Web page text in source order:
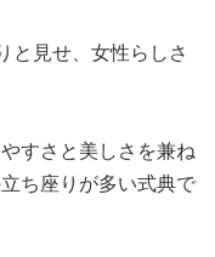
と見せ、女性らしさ
すさと美しさを兼ね
ち座りが多い式典で